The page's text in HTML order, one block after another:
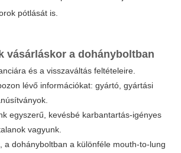
pótlását is.
vásárláskor a dohányboltban
és a visszaváltás feltételeire.
lévő információkat: gyártó, gyártási
egyszerű, kevésbé karbantartás-igényes
vagyunk.
a dohányboltban a különféle mouth-to-lung